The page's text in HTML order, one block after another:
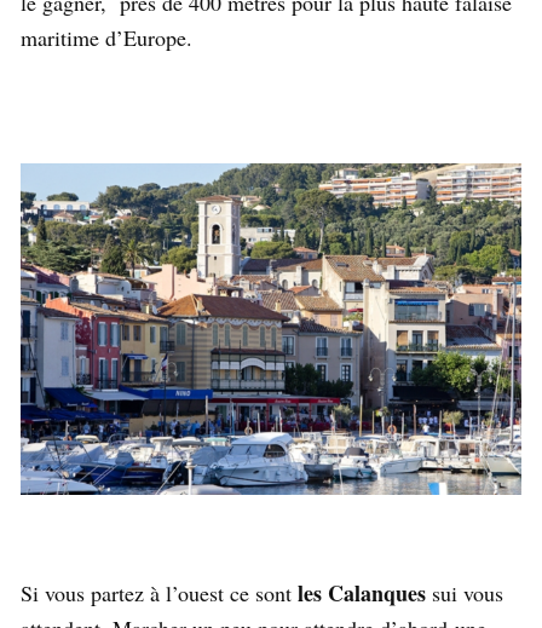
maritime d’Europe.
Si vous partez à l’ouest ce sont les Calanques sui vous